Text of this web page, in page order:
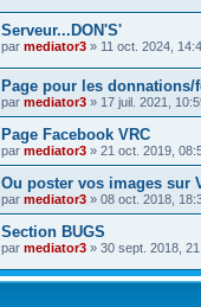
Serveur...DON'S'
par mediator3 » 11 oct. 2024,
Page pour les
par mediator3 » 17 juil. 2021,
Page Facebook VRC
par mediator3 » 21 oct. 2019,
Ou poster vos images sur
par mediator3 » 08 oct. 2018,
Section BUGS
par mediator3 » 30 sept. 2018,